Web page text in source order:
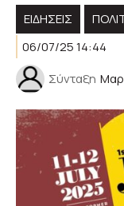
ΕΙΔΗΣΕΙΣ
06/07/25 14:44
Σύνταξη